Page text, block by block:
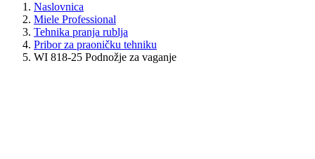
Naslovnica
Miele Professional
Tehnika pranja rublja
Pribor za praoničku tehniku
WI 818-25 Podnožje za vaganje